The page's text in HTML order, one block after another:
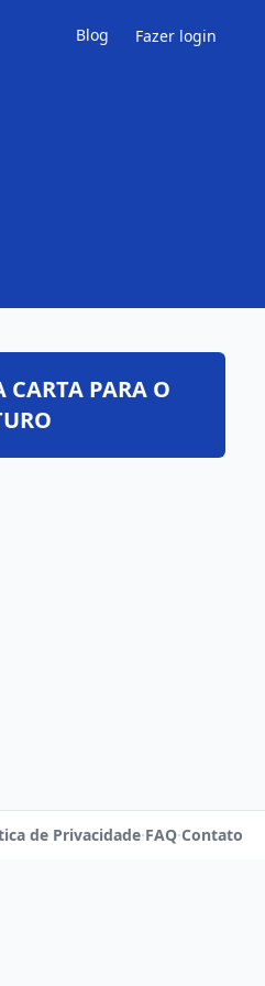
Blog Fazer login
CARTA PARA O
de Privacidade·FAQ·Contato